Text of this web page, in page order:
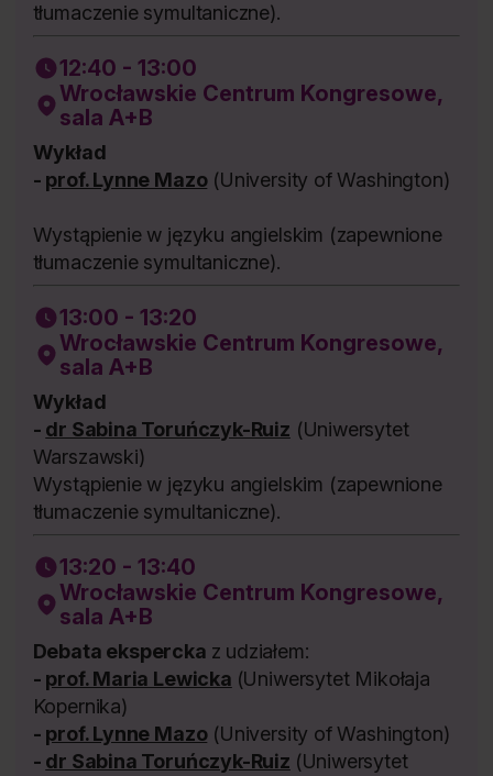
tłumaczenie symultaniczne).
12:40 - 13:00
Wrocławskie Centrum Kongresowe,
sala A+B
Wykład
- prof. Lynne Mazo(University of Washington)
Wystąpienie w języku angielskim (zapewnione
tłumaczenie symultaniczne).
13:00 - 13:20
Wrocławskie Centrum Kongresowe,
sala A+B
Wykład
- dr Sabina Toruńczyk-Ruiz (Uniwersytet
Warszawski)
Wystąpienie w języku angielskim (zapewnione
tłumaczenie symultaniczne).
13:20 - 13:40
Wrocławskie Centrum Kongresowe,
sala A+B
Debata ekspercka z udziałem:
- prof. Maria Lewicka (Uniwersytet Mikołaja
Kopernika)
- prof. Lynne Mazo(University of Washington)
- dr Sabina Toruńczyk-Ruiz (Uniwersytet